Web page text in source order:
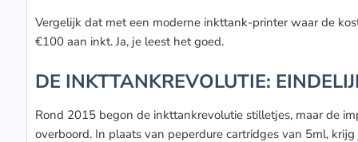
Vergelijk dat met een moderne inkttank-printer waar de
€100 aan inkt. Ja, je leest het goed.
DE INKTTANKREVOLUTIE:
Rond 2015 begon de inkttankrevolutie stilletjes, maar de
overboord. In plaats van peperdure cartridges van 5ml,